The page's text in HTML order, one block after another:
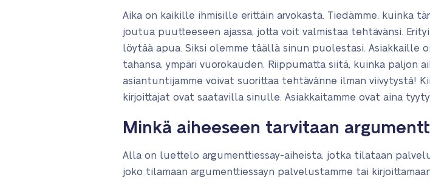
Aika on kaikille ihmisille erittäin arvokasta. Tiedämme, kuinka
joutua puutteeseen ajassa, jotta voit valmistaa tehtävänsi.
löytää apua. Siksi olemme täällä sinun puolestasi. Asiakkaille
tahansa, ympäri vuorokauden. Riippumatta siitä, kuinka paljon
asiantuntijamme voivat suorittaa tehtävänne ilman viivytystä!
kirjoittajat ovat saatavilla sinulle. Asiakkaitamme ovat aina
Minkä aiheeseen tarvitaan
Alla on luettelo argumenttiessay-aiheista, jotka tilataan
joko tilamaan argumenttiessayn palvelustamme tai